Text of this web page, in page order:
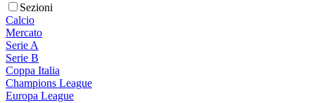
Sezioni
Calcio
Mercato
Serie A
Serie B
Coppa Italia
Champions League
Europa League